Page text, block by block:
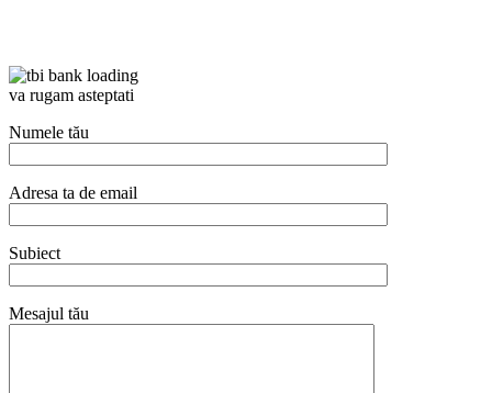
va rugam asteptati
Numele tău
Adresa ta de email
Subiect
Mesajul tău